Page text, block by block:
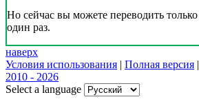
Но сейчас вы можете переводить только
один раз.
наверх
Условия использования | Полная версия |
2010 - 2026
Select a language